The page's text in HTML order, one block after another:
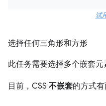
试
选择任何三角形和方形
此任务需要选择多个嵌套元
目前，CSS 不嵌套的方式有